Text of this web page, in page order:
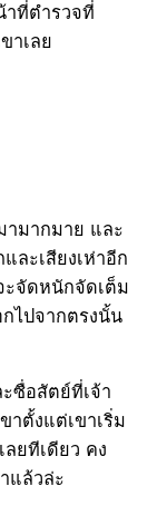
ที่ตำรวจที่
าเลย
ามากมาย และ
ละเสียงเห่าอีก
จัดหนักจัดเต็ม
ไปจากตรงนั้น
ซื่อสัตย์ที่เจ้า
าตั้งแต่เขาเริ่ม
ลยทีเดียว คง
แล้วล่ะ